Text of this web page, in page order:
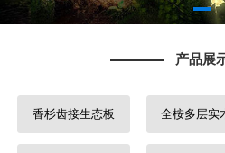
产品展
香杉齿接生态板 全桉多层实
厂容厂貌
营销网络